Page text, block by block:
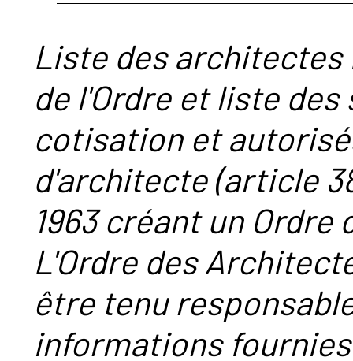
Liste des
de l'Ordre et liste
cotisation et
d'architecte (article
1963 créant un
L'Ordre des
être tenu
informations